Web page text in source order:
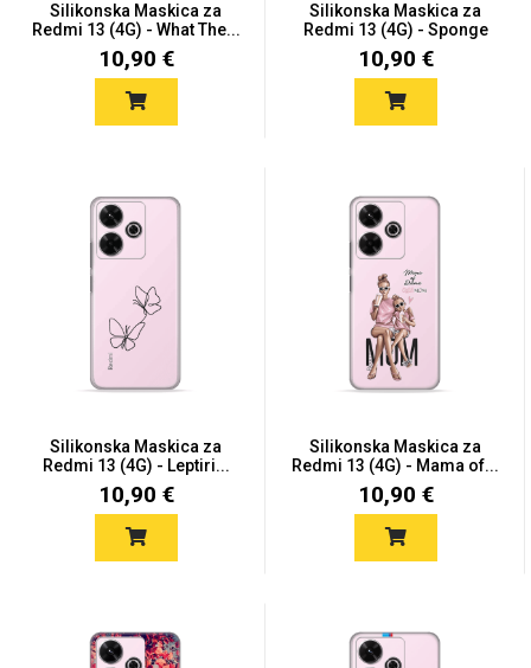
Silikonska Maskica za
Redmi 13 (4G) - What The...
10,90 €
Silikonska Maskica za
Redmi 13 (4G) - Sponge
B...
10,90 €
Silikonska Maskica za
Redmi 13 (4G) - Leptiri...
10,90 €
Silikonska Maskica za
Redmi 13 (4G) - Mama of...
10,90 €
Mandale / Cvjetni
MarbleMania
Gaming motivi Crtani filmovi
Sportski motivi Obiteljski motivi